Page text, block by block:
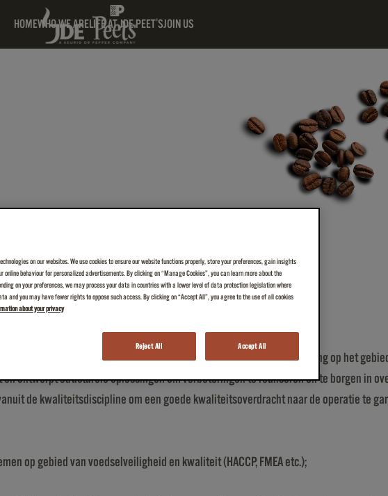
HOMEWHO WE ARELIFE AT JDE PEET'SJOIN US
van verbeterprojecten van start tot en met implementatie en borging op het
ontwerpt structurele oplossingen om verbeteringen te realiseren en te borgen in
de kwaliteitsdiscipline om een goede kwaliteitsoverdracht naar de operatie te
op gebied van voedselveiligheid en kwaliteit (HACCP, FMEA etc.);
on our websites. We use cookies to ensure our website functions properly, store your preferences, gain insights
online behaviour for personalized advertisements. By clicking on “Manage Cookies”, you can learn more about the
on your preferences, we may process your data in countries with a lower level of data protection legislation where
and you may have fewer rights to oppose such access. By clicking on “Accept All”, you agree to the use of all cookies
about your privacy
Reject All Accept All